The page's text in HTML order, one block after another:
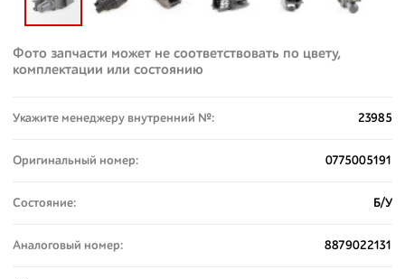
Фото запчасти может не соответствовать по цвету,
комплектации или состоянию
Укажите менеджеру внутренний №: 23985
Оригинальный номер: 0775005191
Состояние: Б/У
Аналоговый номер: 8879022131